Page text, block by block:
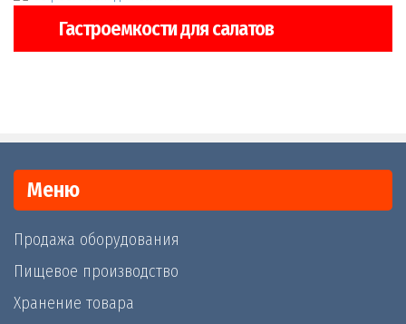
Гастроемкости для салатов
Меню
Продажа оборудования
Пищевое производство
Хранение товара